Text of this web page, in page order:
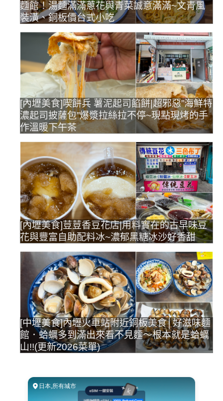
麵館！湯麵滿滿蔥花與青菜誠意滿滿~文青風
裝潢、銅板價台式小吃
[內壢美食]喫餅兵 薯泥起司餡餅|超邪惡”海鮮特
濃起司披薩包”爆漿拉絲拉不停~現點現烤的手
作溫暖下午茶
[內壢美食]荳荳香豆花店|用料實在的古早味豆
花與豐富自助配料冰~濃郁黑糖冰沙好香甜
[中壢美食]內壢火車站附近銅板美食│好滋味麵
館．蛤蠣多到滿出來看不見麵～根本就是蛤蠣
山!!(更新2026菜單)